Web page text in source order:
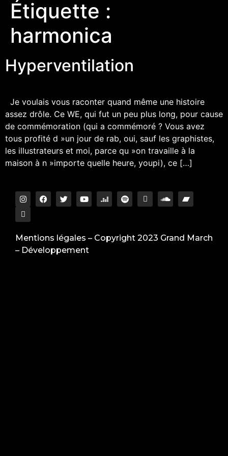
Étiquette :
harmonica
Hyperventilation
Je voulais vous raconter quand même une histoire
assez drôle. Ce WE, qui fut un peu plus long, pour cause
de commémoration (qui a commémoré ? Vous avez
tous profité d »un jour de rab, oui, sauf les graphistes,
les illustrateurs et moi, parce qu »on travaille à la
maison à n »importe quelle heure, youpi), ce […]
Mentions légales – Copyright 2023 Grand March
– Développement